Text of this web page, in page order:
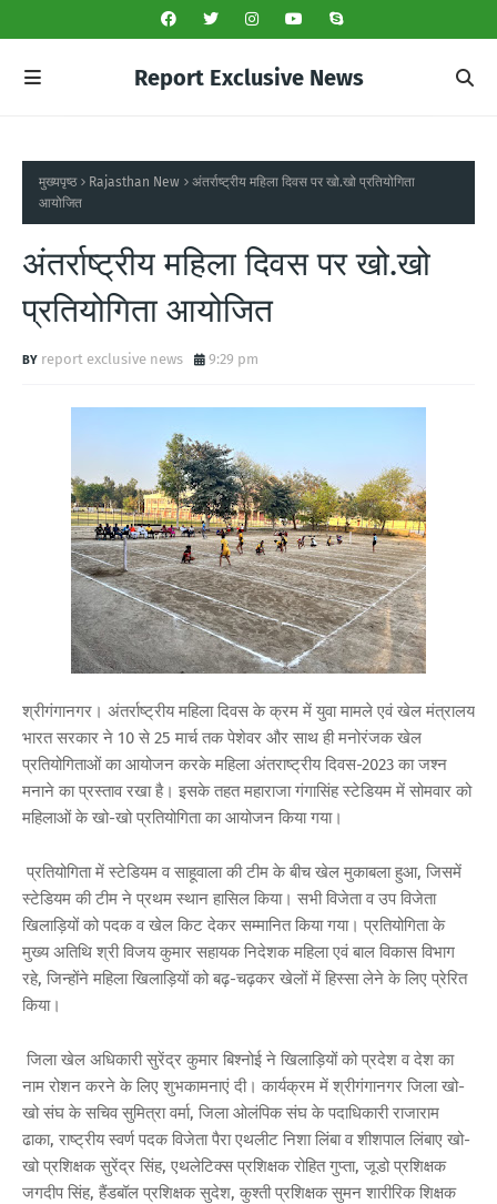
Report Exclusive News
मुख्यपृष्ठ Rajasthan New
अंतर्राष्ट्रीय महिला दिवस पर खो.खो प्रतियोगिता
आयोजित
अंतर्राष्ट्रीय महिला दिवस पर खो.खो
प्रतियोगिता आयोजित
report exclusive news 9:29 pm
श्रीगंगानगर। अंतर्राष्ट्रीय महिला दिवस के क्रम में युवा मामले एवं खेल मंत्रालय
भारत सरकार ने 10 से 25 मार्च तक पेशेवर और साथ ही मनोरंजक खेल
प्रतियोगिताओं का आयोजन करके महिला अंतराष्ट्रीय दिवस-2023 का जश्न
मनाने का प्रस्ताव रखा है। इसके तहत महाराजा गंगासिंह स्टेडियम में सोमवार को
महिलाओं के खो-खो प्रतियोगिता का आयोजन किया गया।
प्रतियोगिता में स्टेडियम व साहूवाला की टीम के बीच खेल मुकाबला हुआ, जिसमें
स्टेडियम की टीम ने प्रथम स्थान हासिल किया। सभी विजेता व उप विजेता
खिलाड़ियों को पदक व खेल किट देकर सम्मानित किया गया। प्रतियोगिता के
मुख्य अतिथि श्री विजय कुमार सहायक निदेशक महिला एवं बाल विकास विभाग
रहे, जिन्होंने महिला खिलाड़ियों को बढ़-चढ़कर खेलों में हिस्सा लेने के लिए प्रेरित
किया।
जिला खेल अधिकारी सुरेंद्र कुमार बिश्नोई ने खिलाड़ियों को प्रदेश व देश का
नाम रोशन करने के लिए शुभकामनाएं दी। कार्यक्रम में श्रीगंगानगर जिला खो-
खो संघ के सचिव सुमित्रा वर्मा, जिला ओलंपिक संघ के पदाधिकारी राजाराम
ढाका, राष्ट्रीय स्वर्ण पदक विजेता पैरा एथलीट निशा लिंबा व शीशपाल लिंबाए खो-
खो प्रशिक्षक सुरेंद्र सिंह, एथलेटिक्स प्रशिक्षक रोहित गुप्ता, जूडो प्रशिक्षक
जगदीप सिंह, हैंडबॉल प्रशिक्षक सुदेश, कुश्ती प्रशिक्षक सुमन शारीरिक शिक्षक